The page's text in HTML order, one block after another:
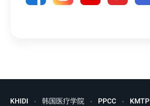
KHIDI 韩国医疗学院 PPCC KMTP